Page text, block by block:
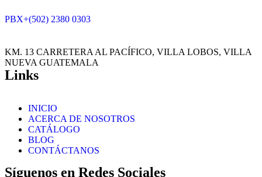
PBX+(502) 2380 0303
KM. 13 CARRETERA AL PACÍFICO, VILLA LOBOS, VILLA
NUEVA GUATEMALA
Links
INICIO
ACERCA DE NOSOTROS
CATÁLOGO
BLOG
CONTÁCTANOS
Síguenos en Redes Sociales